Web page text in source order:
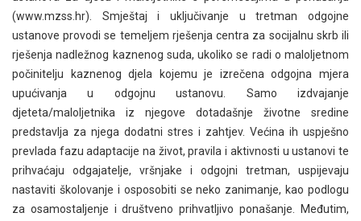
(www.mzss.hr). Smještaj i uključivanje u tretman odgojne
ustanove provodi se temeljem rješenja centra za socijalnu skrb ili
rješenja nadležnog kaznenog suda, ukoliko se radi o maloljetnom
počinitelju kaznenog djela kojemu je izrečena odgojna mjera
upućivanja u odgojnu ustanovu. Samo izdvajanje
djeteta/maloljetnika iz njegove dotadašnje životne sredine
predstavlja za njega dodatni stres i zahtjev. Većina ih uspješno
prevlada fazu adaptacije na život, pravila i aktivnosti u ustanovi te
prihvaćaju odgajatelje, vršnjake i odgojni tretman, uspijevaju
nastaviti školovanje i osposobiti se neko zanimanje, kao podlogu
za osamostaljenje i društveno prihvatljivo ponašanje. Međutim,